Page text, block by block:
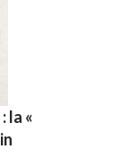
la «